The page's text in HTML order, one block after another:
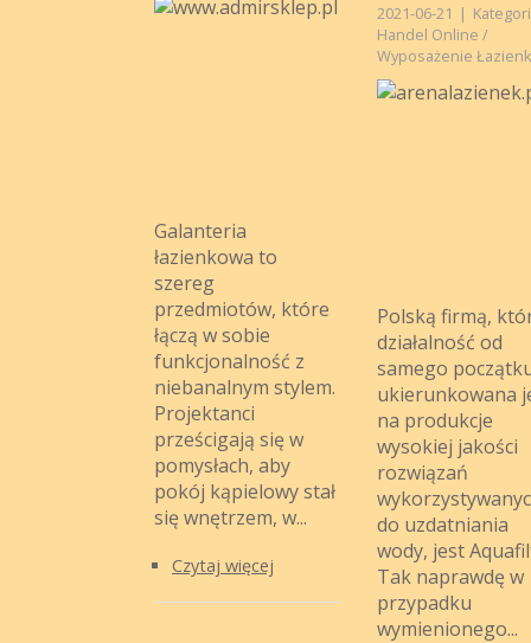
Galanteria
łazienkowa to
szereg
przedmiotów, które
łączą w sobie
funkcjonalność z
niebanalnym stylem.
Projektanci
prześcigają się w
pomysłach, aby
pokój kąpielowy stał
się wnętrzem, w...
Czytaj więcej
2021-06-21 |
Handel Online /
Wyposażenie
Polską firmą,
działalność od
samego
ukierunkowana
na produkcje
wysokiej jakości
rozwiązań
do uzdatniania
wody, jest
Tak naprawdę w
przypadku
wymienionego...